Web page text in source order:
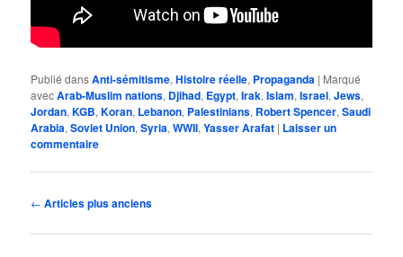
Publié dansAnti-sémitisme,Histoire réelle, Propaganda | Marqué
avecArab-Muslim nations, Djihad, Egypt,Irak,Islam,Israel,Jews,
Jordan,KGB,Koran, Lebanon, Palestinians, Robert Spencer,Saudi
Arabia,Soviet Union,Syria,WWII,Yasser Arafat | Laisser un
commentaire
Navigation
articles
← Articles plus anciens